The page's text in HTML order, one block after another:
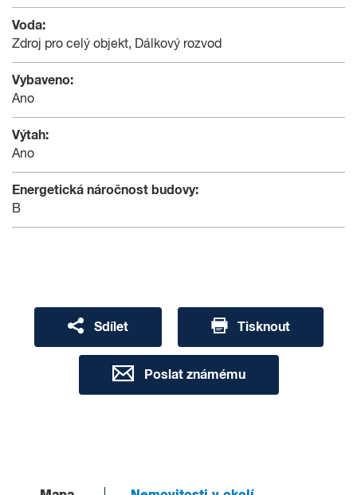
Voda:
Zdroj pro celý objekt, Dálkový rozvod
Vybaveno:
Ano
Výtah:
Ano
Energetická náročnost budovy:
B
Sdílet Tisknout
Poslat známému